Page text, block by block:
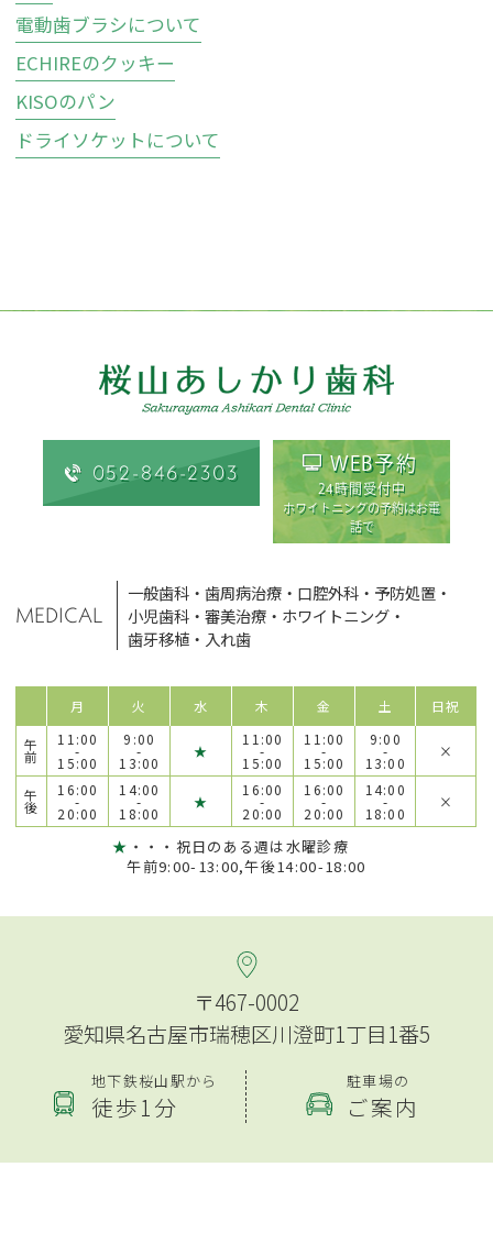
電動歯ブラシについて
ECHIREのクッキー
KISOのパン
ドライソケットについて
052-846-2303 WEB予約
24時間受付中
ホワイトニングの予約はお電
話で
MEDICAL
一般歯科 ・歯周病治療 ・ 口腔外科 ・ 予防処置 ・
小児歯科 ・審美治療 ・ ホワイトニング ・
歯牙移植 ・ 入れ歯
月 火 水 木 金 土 日祝
午
前
11:00
-
15:00
9:00
-
13:00
★
11:00
-
15:00
11:00
-
15:00
9:00
-
13:00
×
午
後
16:00
-
20:00
14:00
-
18:00
★
16:00
-
20:00
16:00
-
20:00
14:00
-
18:00
×
★ ・・・祝日のある週は水曜診療
午前9:00-13:00,午後14:00-18:00
〒467-0002
愛知県名古屋市瑞穂区川澄町1丁目1番5
地下鉄桜山駅から
徒歩1分
駐車場の
ご案内